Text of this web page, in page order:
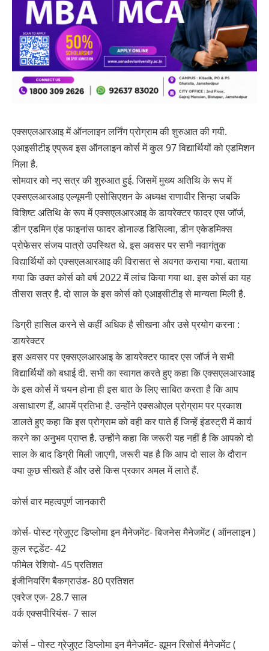
एक्सएलआरआइ में ऑनलाइन लर्निंग प्रोग्राम की शुरुआत की गयी.
एआइसीटीइ एप्रूव इस ऑनलाइन कोर्स में कुल 97 विद्यार्थियों को एडमिशन
मिला है.
सोमवार को नए सत्र की शुरुआत हुई. जिसमें मुख्य अतिथि के रूप में
एक्सएलआरआइ एल्यूमनी एसोसिएशन के अध्यक्ष राणावीर सिन्हा जबकि
विशिष्ट अतिथि के रूप में एक्सएलआरआइ के डायरेक्टर फादर एस जॉर्ज,
डीन एडमिन एंड फाइनांस फादर डोनाल्ड डिसिल्वा, डीन एकेडमिक्स
प्रोफेसर संजय पात्रो उपस्थित थे. इस अवसर पर सभी नवागंतुक
विद्यार्थियों को एक्सएलआरआइ की विरासत से अवगत कराया गया. बताया
गया कि उक्त कोर्स को वर्ष 2022 में लांच किया गया था. इस कोर्स का यह
तीसरा सत्र है. दो साल के इस कोर्स को एआइसीटीइ से मान्यता मिली है.
डिग्री हासिल करने से कहीं अधिक है सीखना और उसे प्रयोग करना :
डायरेक्टर
इस अवसर पर एक्सएलआरआइ के डायरेक्टर फादर एस जॉर्ज ने सभी
विद्यार्थियों को बधाई दी. सभी का स्वागत करते हुए कहा कि एक्सएलआरआइ
के इस कोर्स में चयन होना ही इस बात के लिए साबित करता है कि आप
असाधारण हैं, आपमें प्रतिभा है. उन्होंने एक्सओएल प्रोग्राम पर प्रकाश
डालते हुए कहा कि इस प्रोग्राम को वही कर पाते हैं जिन्हें इंडस्ट्री में कार्य
करने का अनुभव प्राप्त है. उन्होंने कहा कि जरूरी यह नहीं है कि आपको दो
साल के बाद डिग्री मिली जाएगी, जरूरी यह है कि आप दो साल के दौरान
क्या कुछ सीखते हैं और उसे किस प्रकार अमल में लाते हैं.
कोर्स वार महत्वपूर्ण जानकारी
कोर्स- पोस्ट ग्रेजुएट डिप्लोमा इन मैनेजमेंट- बिजनेस मैनेजमेंट ( ऑनलाइन )
कुल स्टूडेंट- 42
फीमेल रेशियो- 45 प्रतिशत
इंजीनियरिंग बैकग्राउंड- 80 प्रतिशत
एवरेज एज- 28.7 साल
वर्क एक्सपीरियंस- 7 साल
कोर्स – पोस्ट ग्रेजुएट डिप्लोमा इन मैनेजमेंट- ह्यूमन रिसोर्स मैनेजमेंट (